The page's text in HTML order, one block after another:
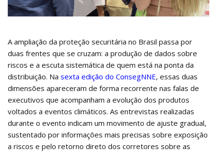
A ampliação da proteção securitária no Brasil passa por
duas frentes que se cruzam: a produção de dados sobre
riscos e a escuta sistemática de quem está na ponta da
distribuição. Na sexta edição do ConsegNNE, essas duas
dimensões apareceram de forma recorrente nas falas de
executivos que acompanham a evolução dos produtos
voltados a eventos climáticos. As entrevistas realizadas
durante o evento indicam um movimento de ajuste gradual,
sustentado por informações mais precisas sobre exposição
a riscos e pelo retorno direto dos corretores sobre as